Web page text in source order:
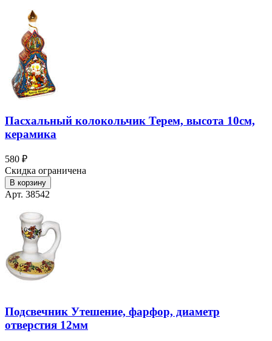
Пасхальный колокольчик Терем, высота 10см,
керамика
580 ₽
Скидка ограничена
В корзину
Арт. 38542
Подсвечник Утешение, фарфор, диаметр
отверстия 12мм